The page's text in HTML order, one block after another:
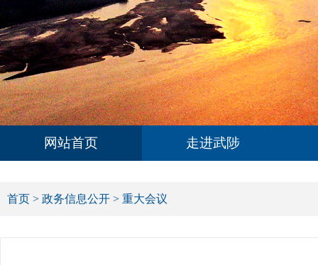
网站首页 走进武陟
首页 > 政务信息公开 > 重大会议